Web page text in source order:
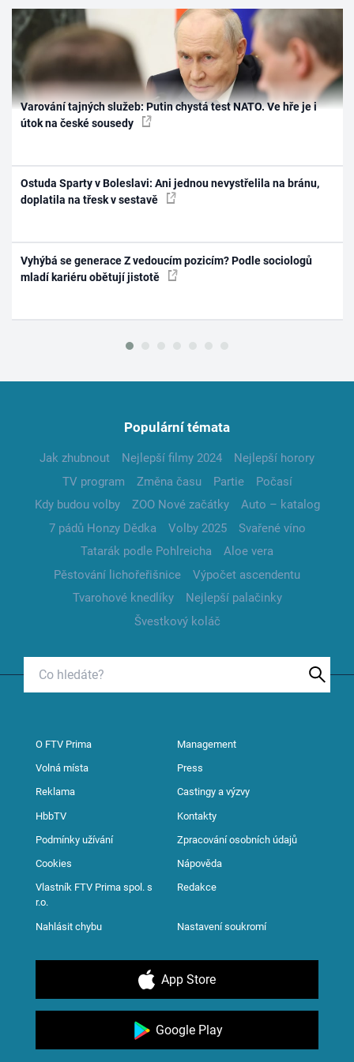
Varování tajných služeb: Putin chystá test NATO. Ve hře je i
útok na české sousedy
Ostuda Sparty v Boleslavi: Ani jednou nevystřelila na bránu,
doplatila na třesk v sestavě
Vyhýbá se generace Z vedoucím pozicím? Podle sociologů
mladí kariéru obětují jistotě
Populární témata
Jak zhubnout Nejlepší filmy 2024
Nejlepší horory
TV program
Změna času Partie
Počasí
Kdy budou volby
ZOO Nové začátky
Auto – katalog
7 pádů Honzy Dědka
Volby 2025
Svařené víno
Tatarák podle Pohlreicha
Aloe vera
Pěstování lichořeřišnice
Výpočet ascendentu
Tvarohové knedlíky
Nejlepší palačinky
Švestkový koláč
O FTV Prima Management
Volná místa Press
Reklama Castingy a výzvy
HbbTV Kontakty
Podmínky užívání Zpracování osobních údajů
Cookies Nápověda
Vlastník FTV Prima spol. s
r.o.
Redakce
Nahlásit chybu Nastavení soukromí
App Store
Google Play